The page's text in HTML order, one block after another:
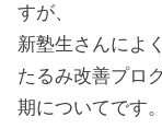
すが、
新塾生さんによ
たるみ改善プロ
期についてです。